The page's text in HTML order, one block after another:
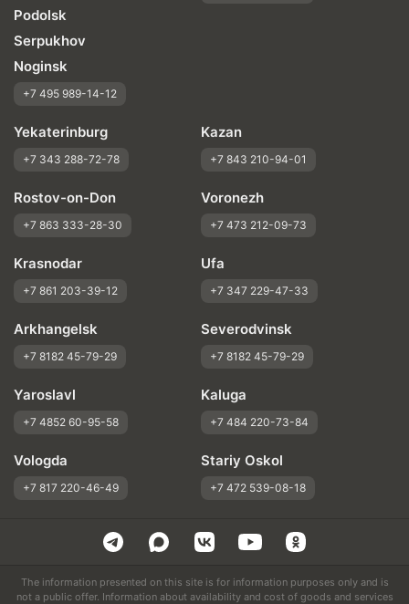
Podolsk
Serpukhov
Noginsk
+7 495 989-14-12
Yekaterinburg
+7 343 288-72-78
Kazan
+7 843 210-94-01
Rostov-on-Don
+7 863 333-28-30
Voronezh
+7 473 212-09-73
Krasnodar
+7 861 203-39-12
Ufa
+7 347 229-47-33
Arkhangelsk
+7 8182 45-79-29
Severodvinsk
+7 8182 45-79-29
Yaroslavl
+7 4852 60-95-58
Kaluga
+7 484 220-73-84
Vologda
+7 817 220-46-49
Stariy Oskol
+7 472 539-08-18
The information presented on this site is for information purposes only and is
not a public offer. Information about availability and cost of goods and services